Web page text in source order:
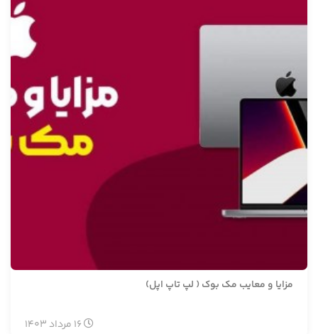
مزایا و معایب مک بوک ( لپ تاپ اپل)
16 مرداد 1403